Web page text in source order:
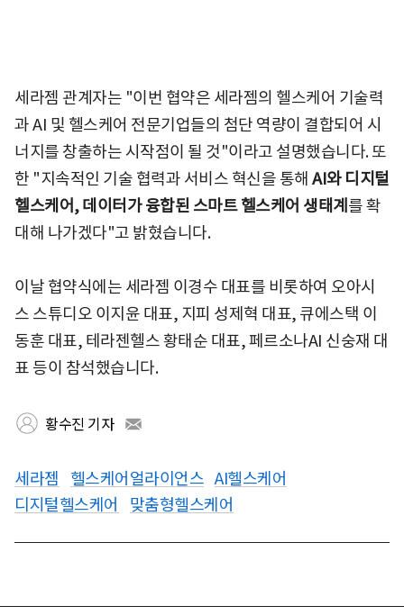
세라젬 관계자는 "이번 협약은 세라젬의 헬스케어 기술력
과 AI 및 헬스케어 전문기업들의 첨단 역량이 결합되어 시
너지를 창출하는 시작점이 될 것"이라고 설명했습니다. 또
한 "지속적인 기술 협력과 서비스 혁신을 통해 AI와 디지털
헬스케어, 데이터가 융합된 스마트 헬스케어 생태계 를 확
대해 나가겠다"고 밝혔습니다.
이날 협약식에는 세라젬 이경수 대표를 비롯하여 오아시
스 스튜디오 이지윤 대표, 지피 성제혁 대표, 큐에스택 이
동훈 대표, 테라젠헬스 황태순 대표, 페르소나AI 신숭재 대
표 등이 참석했습니다.
황수진 기자
세라젬 헬스케어얼라이언스 AI헬스케어
디지털헬스케어
맞춤형헬스케어